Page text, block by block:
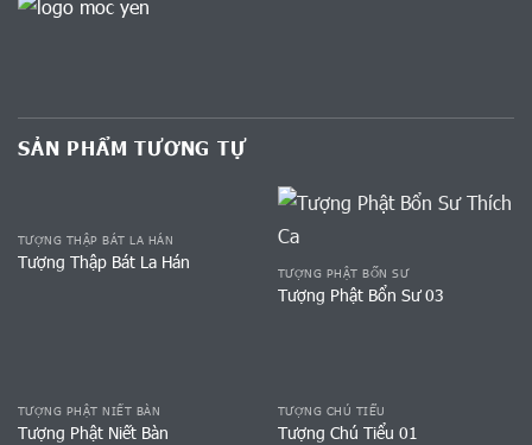
SẢN PHẨM TƯƠNG TỰ
TƯỢNG THẬP BÁT LA HÁN
Tượng Thập Bát La Hán TƯỢNG PHẬT BỔN SƯ
Tượng Phật Bổn Sư 03
TƯỢNG PHẬT NIẾT BÀN
Tượng Phật Niết Bàn
TƯỢNG CHÚ TIỂU
Tượng Chú Tiểu 01